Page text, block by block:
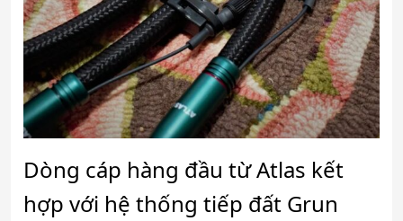
Dòng cáp hàng đầu từ Atlas kết
hợp với hệ thống tiếp đất Grun